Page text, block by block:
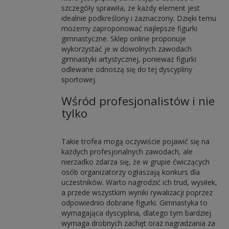
szczegóły sprawiła, że każdy element jest
idealnie podkreślony i zaznaczony. Dzięki temu
możemy zaproponować najlepsze figurki
gimnastyczne. Sklep online proponuje
wykorzystać je w dowolnych zawodach
gimnastyki artystycznej, ponieważ figurki
odlewane odnoszą się do tej dyscypliny
sportowej.
Wśród profesjonalistów i nie
tylko
Takie trofea mogą oczywiście pojawić się na
każdych profesjonalnych zawodach, ale
nierzadko zdarza się, że w grupie ćwiczących
osób organizatorzy ogłaszają konkurs dla
uczestników. Warto nagrodzić ich trud, wysiłek,
a przede wszystkim wyniki rywalizacji poprzez
odpowiednio dobrane figurki. Gimnastyka to
wymagająca dyscyplina, dlatego tym bardziej
wymaga drobnych zachęt oraz nagradzania za